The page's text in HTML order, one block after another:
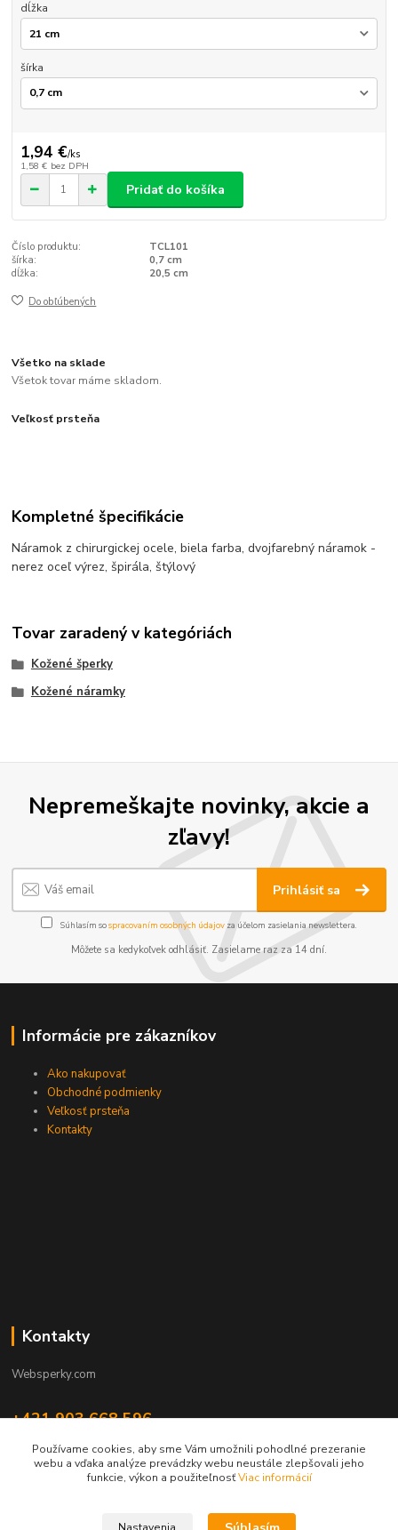
dĺžka
šírka
1,94 €/ks
1,58 € bez DPH
Pridať do košíka
Číslo produktu:
TCL101
šírka:
0,7 cm
dĺžka:
20,5 cm
Do obľúbených
Všetko na sklade
Všetok tovar máme skladom.
Veľkosť prsteňa
Kompletné špecifikácie
Náramok z chirurgickej ocele, biela farba, dvojfarebný náramok -
nerez oceľ výrez, špirála, štýlový
Tovar zaradený v kategóriách
Kožené šperky
Kožené náramky
Nepremeškajte novinky, akcie a
zľavy!
Prihlásiť sa
Súhlasím sospracovaním osobných údajov za účelom zasielania newslettera.
Môžete sa kedykoľvek odhlásiť. Zasielame raz za 14 dní.
Informácie pre zákazníkov
Ako nakupovať
Obchodné podmienky
Veľkosť prsteňa
Kontakty
Kontakty
Websperky.com
+421 903 668 596
info@websperky.com
Používame cookies, aby sme Vám umožnili pohodlné prezeranie
webu a vďaka analýze prevádzky webu neustále zlepšovali jeho
funkcie, výkon a použiteľnosťViac informácií